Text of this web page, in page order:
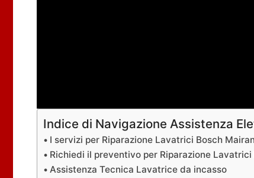
Indice di Navigazione Assistenza
I servizi per Riparazione Lavatrici Bosch
Richiedi il preventivo per Riparazione
Assistenza Tecnica Lavatrice da incasso